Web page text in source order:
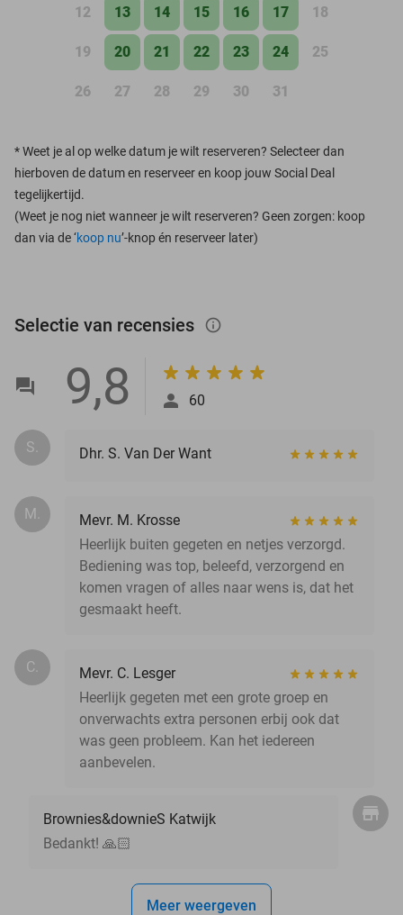
12 13 14 15 16 17 18
19 20 21 22 23 24 25
26 27 28 29 30 31
*Weet je al op welke datum je wilt reserveren? Selecteer dan
hierboven de datum en reserveer en koop jouw Social Deal
tegelijkertijd.
(Weet je nog niet wanneer je wilt reserveren? Geen zorgen: koop
dan via de ‘koop nu’-knop én reserveer later)
Selectie van recensies info_outlined
9,8 60
S. Dhr. S. Van Der Want
M.
Mevr. M. Krosse
Heerlijk buiten gegeten en netjes verzorgd.
Bediening was top, beleefd, verzorgend en
komen vragen of alles naar wens is, dat het
gesmaakt heeft.
C.
Mevr. C. Lesger
Heerlijk gegeten met een grote groep en
onverwachts extra personen erbij ook dat
was geen probleem. Kan het iedereen
aanbevelen.
Brownies&downieS Katwijk
Bedankt! 🙏🏻
Meer weergeven